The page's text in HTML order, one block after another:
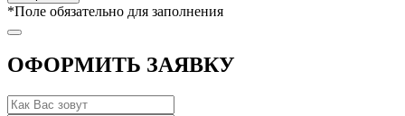
*Поле обязательно для заполнения
ОФОРМИТЬ ЗАЯВКУ